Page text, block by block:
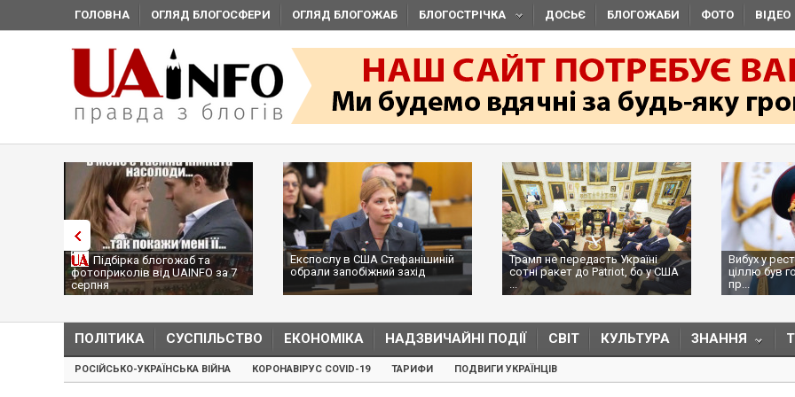
ГОЛОВНА ОГЛЯД БЛОГОСФЕРИ ОГЛЯД БЛОГОЖАБ БЛОГОСТРІЧКА ДОСЬЄ БЛОГОЖАБИ ФОТО ВІДЕО
Підбірка блогожаб та
фотоприколів від UAINFO за 7
серпня
Експослу в США Стефанішиній
обрали запобіжний захід
Трамп не передасть Україні
сотні ракет до Patriot, бо у США
...
Вибух у
ціллю був
пр...
ПОЛІТИКА СУСПІЛЬСТВО ЕКОНОМІКА НАДЗВИЧАЙНІ ПОДІЇ СВІТ КУЛЬТУРА ЗНАННЯ
РОСІЙСЬКО-УКРАЇНСЬКА ВІЙНА КОРОНАВІРУС COVID-19 ТАРИФИ ПОДВИГИ УКРАЇНЦІВ